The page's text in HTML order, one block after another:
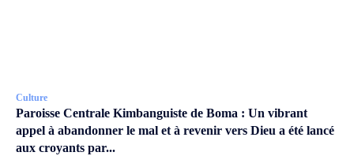
Culture
Paroisse Centrale Kimbanguiste de Boma : Un vibrant
appel à abandonner le mal et à revenir vers Dieu a été lancé
aux croyants par...